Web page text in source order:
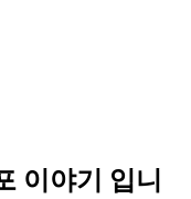
이야기 입니